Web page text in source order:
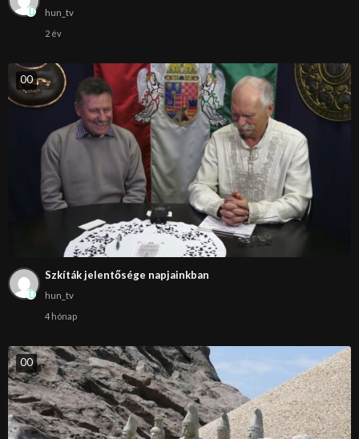
hun_tv
2 év
00
Szkíták jelentősége napjainkban
hun_tv
4 hónap
00